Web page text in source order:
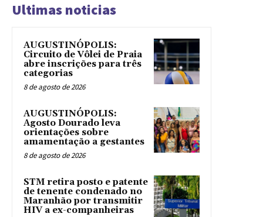
Ultimas noticias
AUGUSTINÓPOLIS:
Circuito de Vôlei de Praia
abre inscrições para três
categorias
8 de agosto de 2026
AUGUSTINÓPOLIS:
Agosto Dourado leva
orientações sobre
amamentação a gestantes
8 de agosto de 2026
STM retira posto e patente
de tenente condenado no
Maranhão por transmitir
HIV a ex-companheiras